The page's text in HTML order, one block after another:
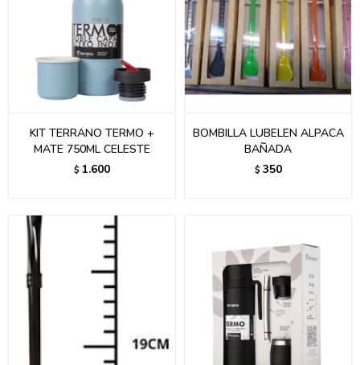
KIT TERRANO TERMO +
MATE 750ML CELESTE
$ 1.600
BOMBILLA LUBELEN ALPACA
BAÑADA
$ 350